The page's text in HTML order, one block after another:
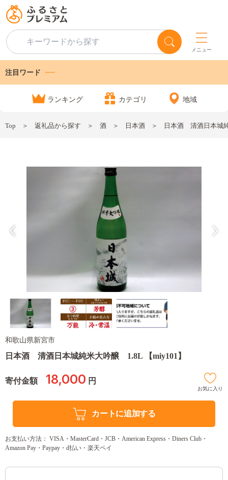
メニュー
注目ワード
ランキング カテゴリ 地域
Top 返礼品から探す 酒 日本酒 日本酒 清酒日本城
和歌山県新宮市
日本酒 清酒日本城純米大吟醸 1.8L 【miy101】
寄付金額 18,000 円
お気に入り
カートに追加する
お支払い方法： VISA・MasterCard・JCB・American Express・Diners Club・
Amazon Pay・Paypay・d払い・楽天ペイ